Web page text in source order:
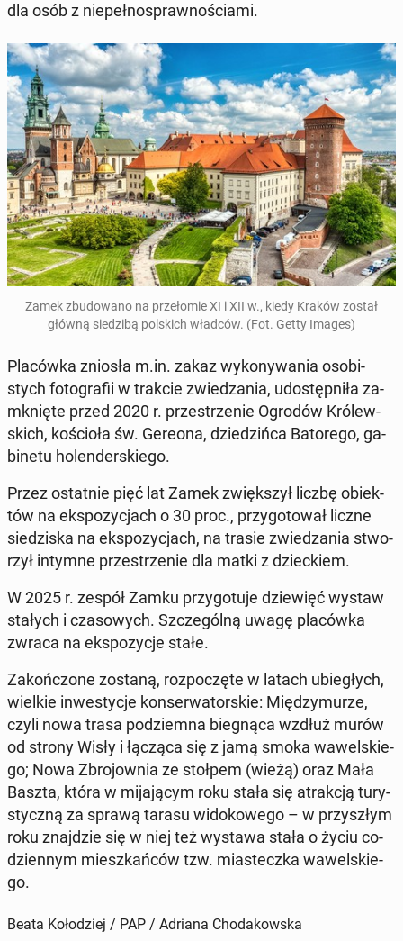
dla osób z nie­peł­no­spraw­no­ścia­mi.
Zamek zbu­do­wa­no na prze­ło­mie XI i XII w., kiedy Kraków został
główną sie­dzi­bą pol­skich władców. (Fot. Getty Images)
Pla­ców­ka zniosła m.in. zakaz wy­ko­ny­wa­nia oso­bi­
stych fo­to­gra­fii w trakcie zwie­dza­nia, udo­stęp­ni­ła za­
mknię­te przed 2020 r. prze­strze­nie Ogrodów Kró­lew­
skich, ko­ścio­ła św. Gereona, dzie­dziń­ca Ba­to­re­go, ga­
bi­ne­tu ho­len­der­skie­go.
Przez ostat­nie pięć lat Zamek zwięk­szył liczbę obiek­
tów na eks­po­zy­cjach o 30 proc., przy­go­to­wał liczne
sie­dzi­ska na eks­po­zy­cjach, na trasie zwie­dza­nia stwo­
rzył intymne prze­strze­nie dla matki z dziec­kiem.
W 2025 r. zespół Zamku przy­go­tu­je dzie­więć wystaw
stałych i cza­so­wych. Szcze­gól­ną uwagę pla­ców­ka
zwraca na eks­po­zy­cje stałe.
Za­koń­czo­ne zostaną, roz­po­czę­te w latach ubie­głych,
wielkie in­we­sty­cje kon­ser­wa­tor­skie: Mię­dzy­mu­rze,
czyli nowa trasa pod­ziem­na bie­gną­ca wzdłuż murów
od strony Wisły i łącząca się z jamą smoka wa­wel­skie­
go; Nowa Zbro­jow­nia ze stołpem (wieżą) oraz Mała
Baszta, która w mi­ja­ją­cym roku stała się atrak­cją tu­ry­
stycz­ną za sprawą tarasu wi­do­ko­we­go – w przy­szłym
roku znaj­dzie się w niej też wystawa stała o życiu co­
dzien­nym miesz­kań­ców tzw. mia­stecz­ka wa­wel­skie­
go.
Beata Kołodziej / PAP / Adriana Chodakowska